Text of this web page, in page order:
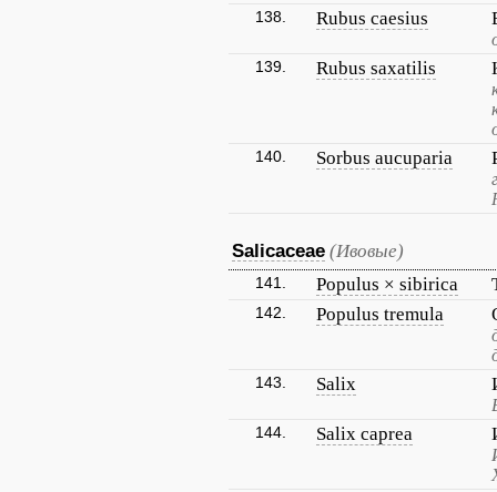
138. Rubus caesius
139. Rubus saxatilis
140. Sorbus aucuparia
Salicaceae (Ивовые)
141. Populus × sibirica
142. Populus tremula
143. Salix
144. Salix caprea